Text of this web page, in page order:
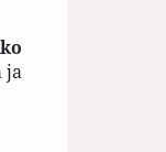
ja